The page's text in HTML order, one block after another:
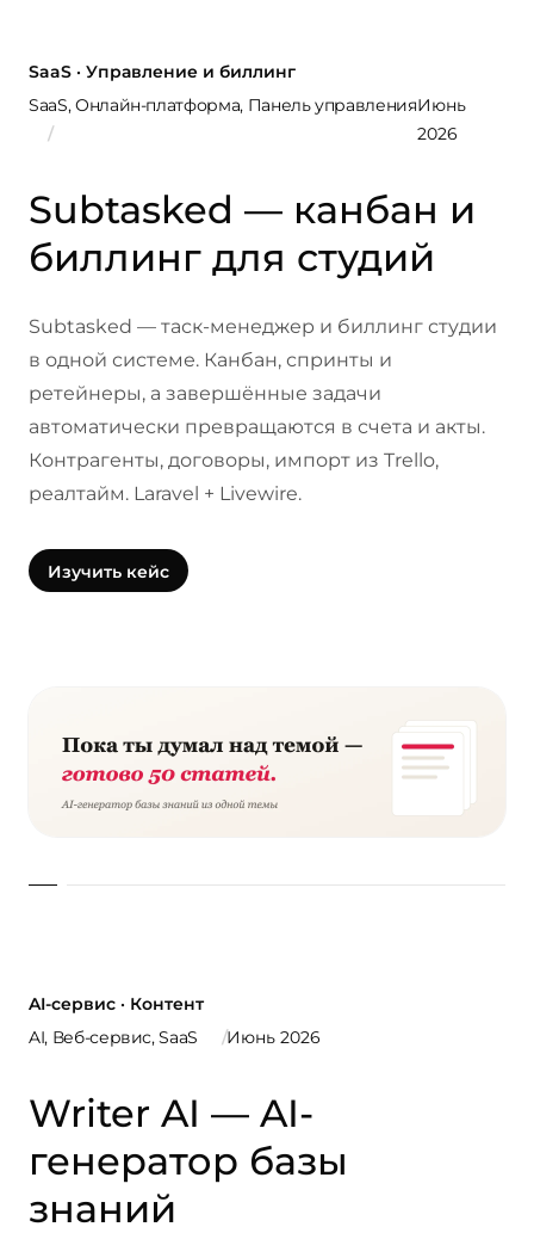
SaaS · Управление и биллинг
SaaS, Онлайн-платформа, Панель управленияИюнь
2026
Subtasked — канбан и
биллинг для студий
Subtasked — таск-менеджер и биллинг студии
в одной системе. Канбан, спринты и
ретейнеры, а завершённые задачи
автоматически превращаются в счета и акты.
Контрагенты, договоры, импорт из Trello,
реалтайм. Laravel + Livewire.
Изучить кейс
AI-сервис · Контент
AI, Веб-сервис, SaaS
Июнь 2026
Writer AI — AI-
генератор базы
знаний